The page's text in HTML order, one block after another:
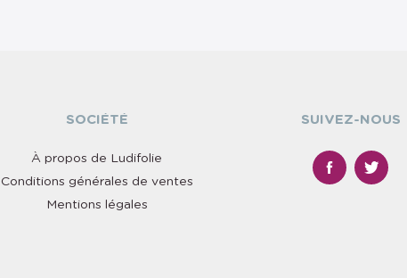
SOCIÉTÉ
À propos de Ludifolie
Conditions générales de ventes
Mentions légales
SUIVEZ-NOUS